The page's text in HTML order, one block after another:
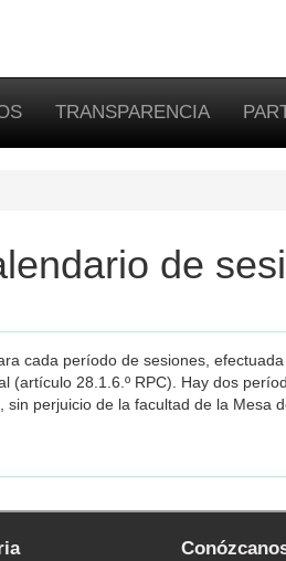
TRANSPARENCIA
de
cada período de sesiones,
(artículo 28.1.6.º RPC). Hay dos
perjuicio de la facultad de la